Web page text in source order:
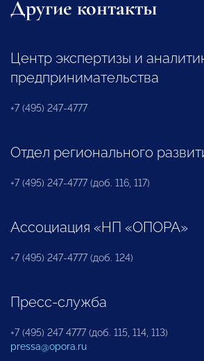
Другие контакты
Центр экспертизы и
предпринимательства
+7 (495) 247-4777
Отдел регионального
+7 (495) 247-4777 (доб. 116, 117)
Ассоциация «НП «ОПОРА»
+7 (495) 247-4777 (доб. 124)
Пресс-служба
+7 (495) 247 4777 (доб. 115, 114, 113)
pressa@opora.ru